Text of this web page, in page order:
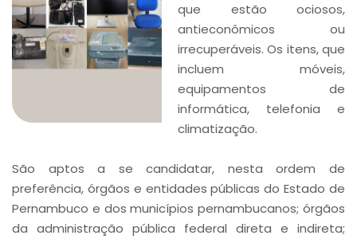
que estão ociosos,
antieconômicos ou
irrecuperáveis. Os itens, que
incluem móveis,
equipamentos de
informática, telefonia e
climatização.
São aptos a se candidatar, nesta ordem de
preferência, órgãos e entidades públicas do Estado de
Pernambuco e dos municípios pernambucanos; órgãos
da administração pública federal direta e indireta;